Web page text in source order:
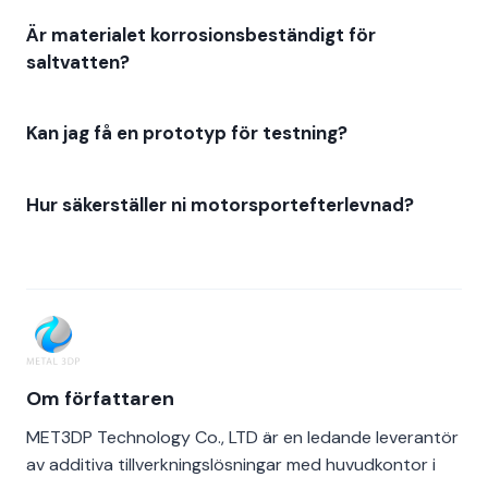
Är materialet korrosionsbeständigt för
saltvatten?
Kan jag få en prototyp för testning?
Hur säkerställer ni motorsportefterlevnad?
Om författaren
MET3DP Technology Co., LTD är en ledande leverantör
av additiva tillverkningslösningar med huvudkontor i